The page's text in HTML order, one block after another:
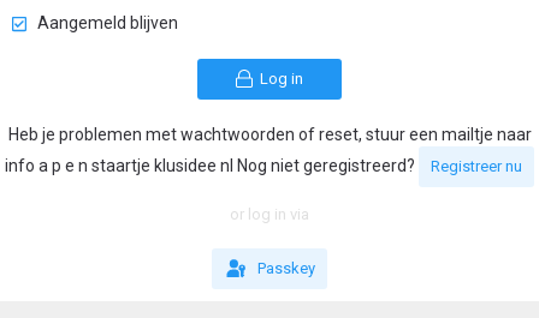
Aangemeld blijven
Log in
Heb je problemen met wachtwoorden of reset, stuur een mailtje naar
info a p e n staartje klusidee nl Nog niet geregistreerd?
Registreer nu
or log in via
Passkey